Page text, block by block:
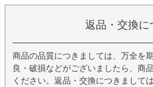
返品・交換に
商品の品質につきましては、万全を
良・破損などがございましたら、商
ください。返品・交換につきまして